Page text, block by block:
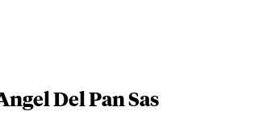
Del Pan Sas